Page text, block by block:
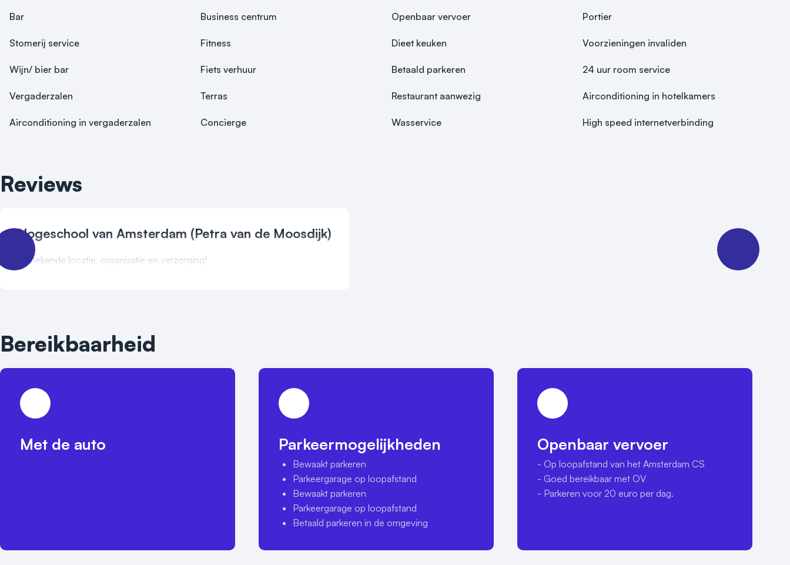
Bar Business centrum Openbaar vervoer Portier
Stomerij service Fitness Dieet keuken Voorzieningen invaliden
Wijn/ bier bar Fiets verhuur Betaald parkeren 24 uur room service
Vergaderzalen Terras Restaurant aanwezig Airconditioning in hotelkamers
Airconditioning in vergaderzalen Concierge Wasservice High speed internetverbinding
Reviews
Hogeschool van Amsterdam (Petra van de Moosdijk)
Uitstekende locatie, organisatie en verzorging!
Bereikbaarheid
Met de auto Parkeermogelijkheden
Bewaakt parkeren
Parkeergarage op loopafstand
Bewaakt parkeren
Parkeergarage op loopafstand
Betaald parkeren in de omgeving
Openbaar vervoer
- Op loopafstand van het Amsterdam CS
- Goed bereikbaar met OV
- Parkeren voor 20 euro per dag.